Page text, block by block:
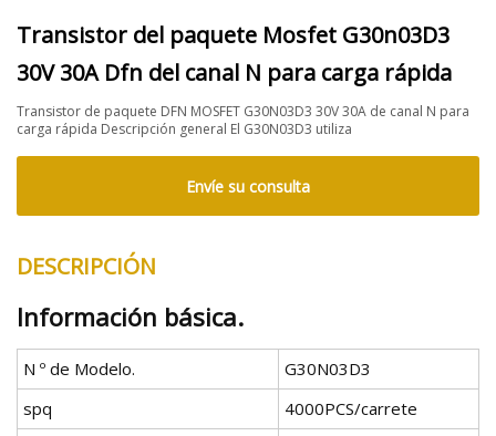
Transistor del paquete Mosfet G30n03D3
30V 30A Dfn del canal N para carga rápida
Transistor de paquete DFN MOSFET G30N03D3 30V 30A de canal N para
carga rápida Descripción general El G30N03D3 utiliza
Envíe su consulta
DESCRIPCIÓN
Información básica.
N º de Modelo.
G30N03D3
spq
4000PCS/carrete